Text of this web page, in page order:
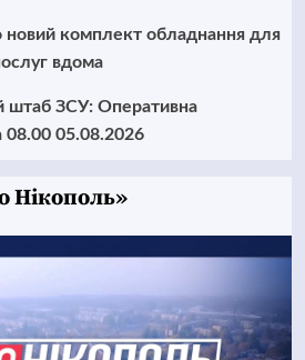
новий комплект обладнання для
вдома
штаб ЗСУ: Оперативна
08.00 05.08.2026
Нікополь»